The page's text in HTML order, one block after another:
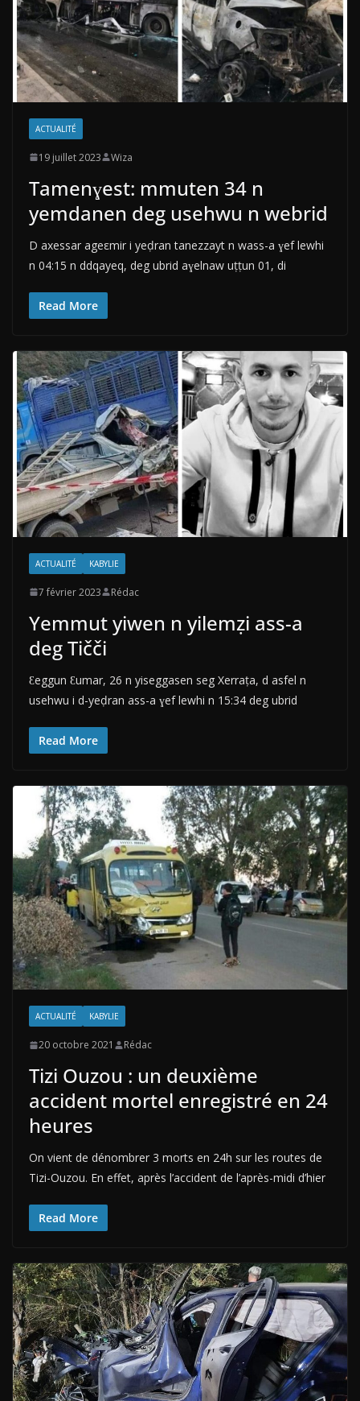
ACTUALITÉ
19 juillet 2023 Wiza
Tamenɣest: mmuten 34 n
yemdanen deg usehwu n webrid
D axessar ageεmir i yeḍran tanezzayt n wass-a ɣef lewhi
n 04:15 n ddqayeq, deg ubrid aɣelnaw uṭṭun 01, di
Read More
ACTUALITÉ KABYLIE
7 février 2023 Rédac
Yemmut yiwen n yilemẓi ass-a
deg Tičči
Ɛeggun Ɛumar, 26 n yiseggasen seg Xerraṭa, d asfel n
usehwu i d-yeḍran ass-a ɣef lewhi n 15:34 deg ubrid
Read More
ACTUALITÉ KABYLIE
20 octobre 2021 Rédac
Tizi Ouzou : un deuxième
accident mortel enregistré en 24
heures
On vient de dénombrer 3 morts en 24h sur les routes de
Tizi-Ouzou. En effet, après l’accident de l’après-midi d’hier
Read More